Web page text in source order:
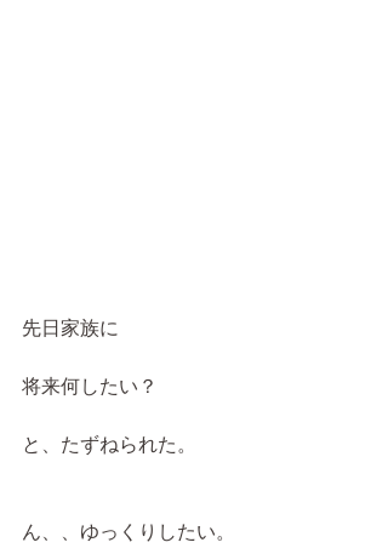
先日家族に
将来何したい？
と、たずねられた。
ん、、ゆっくりしたい。